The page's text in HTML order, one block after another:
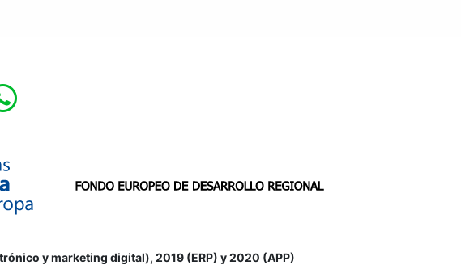
y marketing digital), 2019 (ERP) y 2020 (APP)